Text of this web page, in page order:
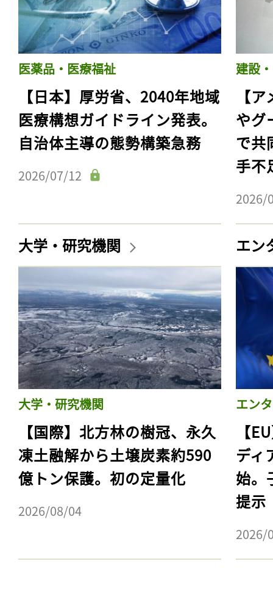
医薬品・医療福祉
【日本】厚労省、2040年地域
医療構想ガイドライン発表。
自治体主導の態勢構築急務
2026/07/12
建設
【
やグ
で共
手不
2026/
大学・研究機関
大学・研究機関
【国際】北方林の樹冠、永久
凍土融解から土壌炭素約590
億トン保護。初の定量化
2026/08/04
エン
エン
【
ディ
始。
提示
2026/